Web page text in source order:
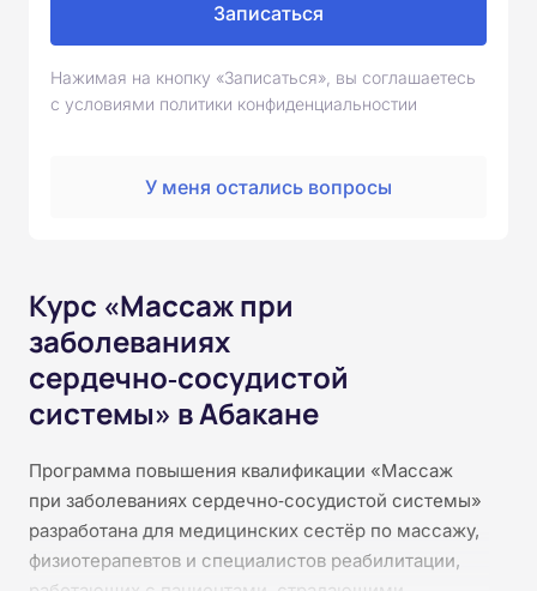
Записаться
Нажимая на кнопку «Записаться», вы соглашаетесь
с условиями политики конфиденциальностии
У меня остались вопросы
Курс «Массаж при
заболеваниях
сердечно‑сосудистой
системы» в Абакане
Программа повышения квалификации «Массаж
при заболеваниях сердечно‑сосудистой системы»
разработана для медицинских сестёр по массажу,
физиотерапевтов и специалистов реабилитации,